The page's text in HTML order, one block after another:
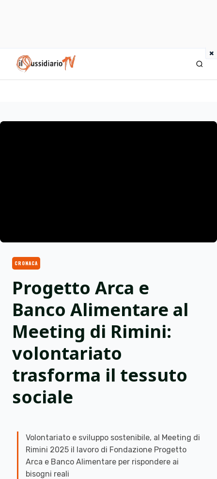
×
IlSussidiario TV
CRONACA
Progetto Arca e
Banco Alimentare al
Meeting di Rimini:
volontariato
trasforma il tessuto
sociale
Volontariato e sviluppo sostenibile, al Meeting di
Rimini 2025 il lavoro di Fondazione Progetto
Arca e Banco Alimentare per rispondere ai
bisogni reali